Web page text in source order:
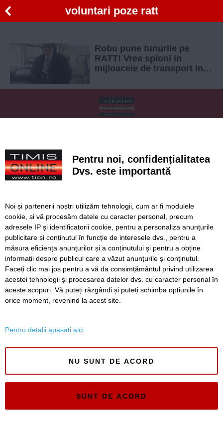
voluntari poze ratt
Robu pune tunurile pe
RATT! Vrea spioni in
mijloacele de transport in
Politica de confidentialitate
Regulament postare și moderare comentarii
Timiș Online
ISSN 3008-2323
ISSN-L 3008-2323
Pentru noi, confidențialitatea
Dvs. este importantă
Noi și partenerii noștri utilizăm tehnologii, cum ar fi modulele
cookie, și vă procesăm datele cu caracter personal, precum
adresele IP și identificatorii cookie, pentru a personaliza anunțurile
publicitare și conținutul în funcție de interesele dvs., pentru a
măsura eficiența anunțurilor și a conținutului și pentru a obține
informații despre publicul care a văzut anunțurile și conținutul.
Faceți clic mai jos pentru a vă da consimțământul privind utilizarea
acestei tehnologii și procesarea datelor dvs. cu caracter personal în
aceste scopuri. Vă puteți răzgândi și puteți schimba opțiunile în
orice moment, revenind la acest site.
Pentru detalii apasati aici
NU SUNT DE ACORD
SUNT DE ACORD